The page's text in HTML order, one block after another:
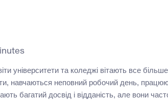
університети та коледжі вітають все
навчаються неповний робочий день,
багатий досвід і відданість, але вони